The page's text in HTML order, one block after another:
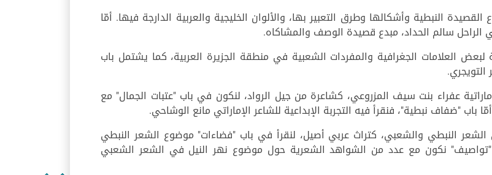
النبطية وأشكالها وطرق التعبير بها، والألوان الخليجية والعربية الدارجة فيها. أمّا
الراحل سالم الحداد، مبدع قصيدة الوصف والمشاكاه.
العلامات الجغرافية والمفردات الشعبية في منطقة الجزيرة العربية، كما يشتمل باب
عفراء بنت سيف المزروعي، كشاعرة من جيل الرواد، لنكون في باب "عتبات الجمال" مع
"ضفاف نبطية"، فنقرأ فيه التجربة الإبداعية للشاعر الإماراتي مانع الوشاحي.
النبطي والشعبي، كتراث عربي أصيل، لنقرأ في باب "فضاءات" موضوع الشعر النبطي
"تواصيف" نكون مع عدد من الشواهد الشعرية حول موضوع نهر النيل في الشعر الشعبي